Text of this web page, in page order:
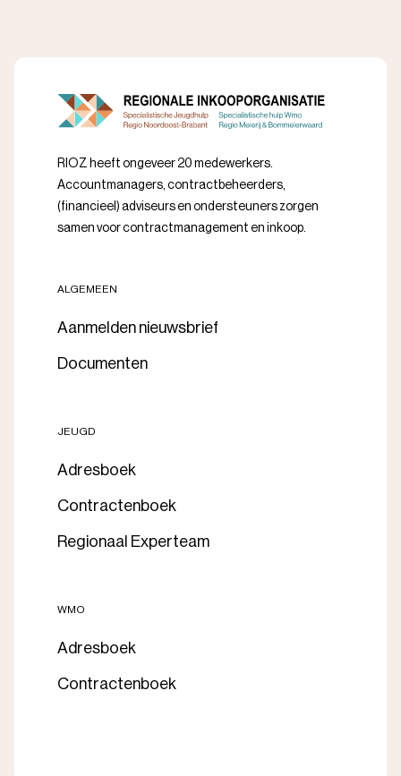
RIOZ heeft ongeveer 20 medewerkers.
Accountmanagers, contractbeheerders,
(financieel) adviseurs en ondersteuners zorgen
samen voor contractmanagement en inkoop.
ALGEMEEN
Aanmelden nieuwsbrief
Documenten
JEUGD
Adresboek
Contractenboek
Regionaal Experteam
WMO
Adresboek
Contractenboek